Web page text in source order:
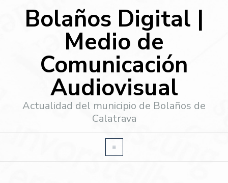
Bolaños Digital |
Medio de
Comunicación
Audiovisual
Actualidad del municipio de Bolaños de
Calatrava